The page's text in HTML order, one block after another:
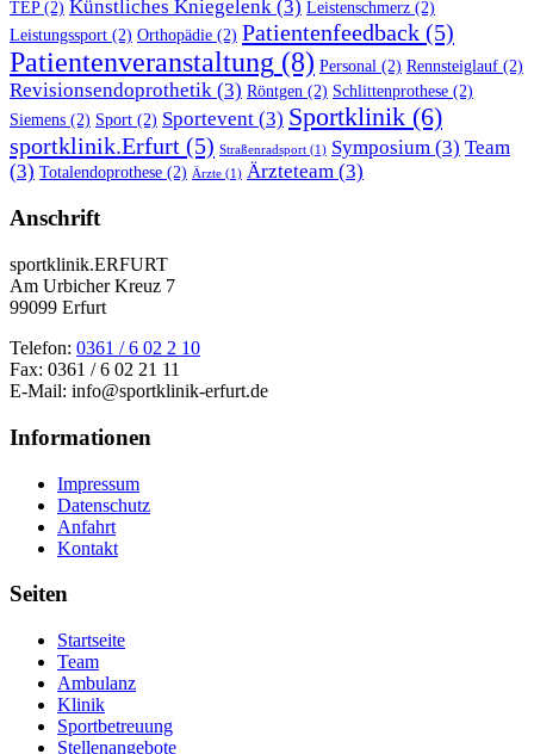
TEP(2) Künstliches Kniegelenk (3) Leistenschmerz (2)
Leistungssport (2) Orthopädie (2) Patientenfeedback (5)
Patientenveranstaltung (8) Personal (2) Rennsteiglauf (2)
Revisionsendoprothetik (3) Röntgen (2) Schlittenprothese (2)
Siemens (2) Sport (2) Sportevent (3) Sportklinik (6)
sportklinik.Erfurt (5) Straßenradsport (1) Symposium (3) Team
(3) Totalendoprothese (2) Ärzte (1) Ärzteteam (3)
Anschrift
sportklinik.ERFURT
Am Urbicher Kreuz 7
99099 Erfurt
Telefon: 0361 / 6 02 2 10
Fax: 0361 / 6 02 21 11
E-Mail: info@sportklinik-erfurt.de
Informationen
Impressum
Datenschutz
Anfahrt
Kontakt
Seiten
Startseite
Team
Ambulanz
Klinik
Sportbetreuung
Stellenangebote